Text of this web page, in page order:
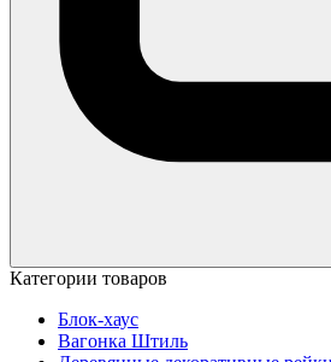
Категории товаров
Блок-хаус
Вагонка Штиль